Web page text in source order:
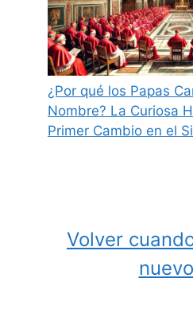
¿Por qué los Papas
Nombre? La Curiosa
Primer Cambio en el
Volver